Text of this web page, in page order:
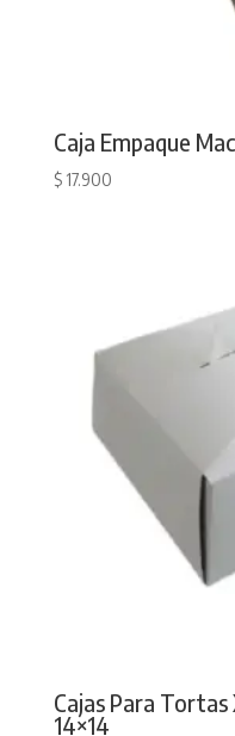
Caja Empaque
$17.900
Cajas Para Tortas
14×14